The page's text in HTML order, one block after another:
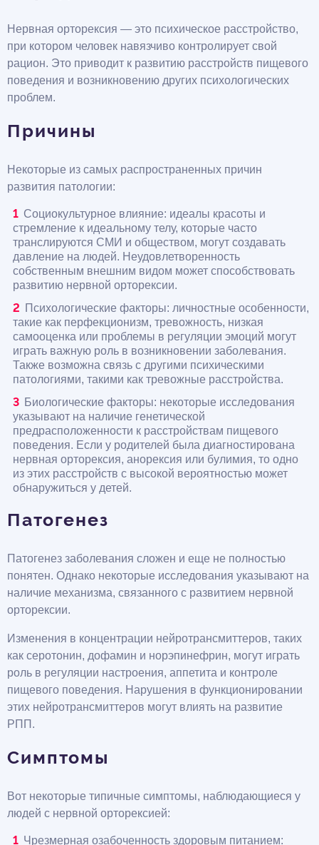
Нервная орторексия — это психическое расстройство,
при котором человек навязчиво контролирует свой
рацион. Это приводит к развитию расстройств пищевого
поведения и возникновению других психологических
проблем.
Причины
Некоторые из самых распространенных причин
развития патологии:
Социокультурное влияние: идеалы красоты и
стремление к идеальному телу, которые часто
транслируются СМИ и обществом, могут создавать
давление на людей. Неудовлетворенность
собственным внешним видом может способствовать
развитию нервной орторексии.
Психологические факторы: личностные особенности,
такие как перфекционизм, тревожность, низкая
самооценка или проблемы в регуляции эмоций могут
играть важную роль в возникновении заболевания.
Также возможна связь с другими психическими
патологиями, такими как тревожные расстройства.
Биологические факторы: некоторые исследования
указывают на наличие генетической
предрасположенности к расстройствам пищевого
поведения. Если у родителей была диагностирована
нервная орторексия, анорексия или булимия, то одно
из этих расстройств с высокой вероятностью может
обнаружиться у детей.
Патогенез
Патогенез заболевания сложен и еще не полностью
понятен. Однако некоторые исследования указывают на
наличие механизма, связанного с развитием нервной
орторексии.
Изменения в концентрации нейротрансмиттеров, таких
как серотонин, дофамин и норэпинефрин, могут играть
роль в регуляции настроения, аппетита и контроле
пищевого поведения. Нарушения в функционировании
этих нейротрансмиттеров могут влиять на развитие
РПП.
Симптомы
Вот некоторые типичные симптомы, наблюдающиеся у
людей с нервной орторексией:
Чрезмерная озабоченность здоровым питанием: